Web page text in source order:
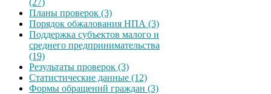
Планы проверок (3)
Порядок обжалования НПА (3)
Поддержка субъектов малого и
среднего предпринимательства
(19)
Результаты проверок (3)
Статистические данные (12)
Формы обращений граждан (3)